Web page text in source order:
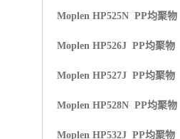
Moplen HP525N PP均聚物
Moplen HP526J PP均聚物
Moplen HP527J PP均聚物
Moplen HP528N PP均聚物
Moplen HP532J PP均聚物